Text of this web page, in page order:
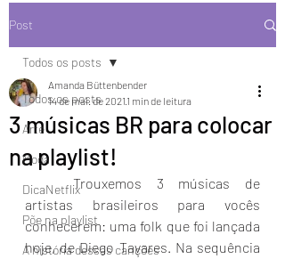
Post
Todos os posts
Arte
Moda
DicaNetflix
Põe na playlist
A história dessas canções
Todos os posts
3 músicas BR para colocar
na playlist!
Amanda Büttenbender
14 de mai. de 2021 1 min de leitura
	Trouxemos 3 músicas de
artistas brasileiros para vocês
conhecerem: uma folk que foi lançada
hoje, de Diego Tavares. Na sequência